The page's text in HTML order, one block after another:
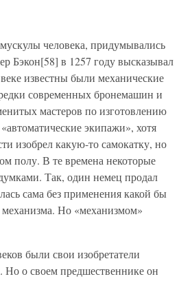
человека, придумывались
Бэкон[58] в 1257 году высказывал
известны были механические
современных бронемашин и
мастеров по изготовлению
экипажи», хотя
изобрел какую-то самокатку, но
полу. В те времена некоторые
Так, один немец продал
сама без применения какой бы
Но «механизмом»
были свои изобретатели
Но о своем предшественнике он